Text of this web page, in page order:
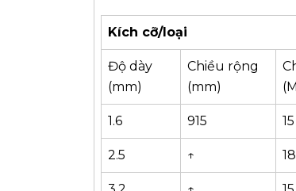
Kích cỡ/loại
Độ dày
(mm)
Chiều rộng
(mm)
1.6 915 15
2.5 ↑ 18